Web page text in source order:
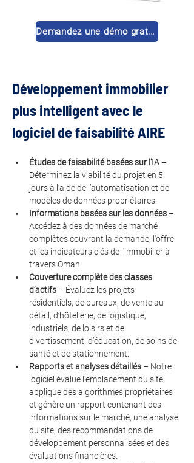
Demandez une démo gratuite 🚀
Développement immobilier
plus intelligent avec le
logiciel de faisabilité AIRE
Études de faisabilité basées sur l’IA –
Déterminez la viabilité du projet en 5
jours à l’aide de l’automatisation et de
modèles de données propriétaires.
Informations basées sur les données –
Accédez à des données de marché
complètes couvrant la demande, l'offre
et les indicateurs clés de l'immobilier à
travers Oman.
Couverture complète des classes
d’actifs – Évaluez les projets
résidentiels, de bureaux, de vente au
détail, d’hôtellerie, de logistique,
industriels, de loisirs et de
divertissement, d’éducation, de soins de
santé et de stationnement.
Rapports et analyses détaillés – Notre
logiciel évalue l’emplacement du site,
applique des algorithmes propriétaires
et génère un rapport contenant des
informations sur le marché, une analyse
du site, des recommandations de
développement personnalisées et des
évaluations financières.